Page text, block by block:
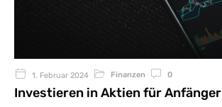
1. Februar 2024 Finanzen 0
Investieren in Aktien für Anfänger